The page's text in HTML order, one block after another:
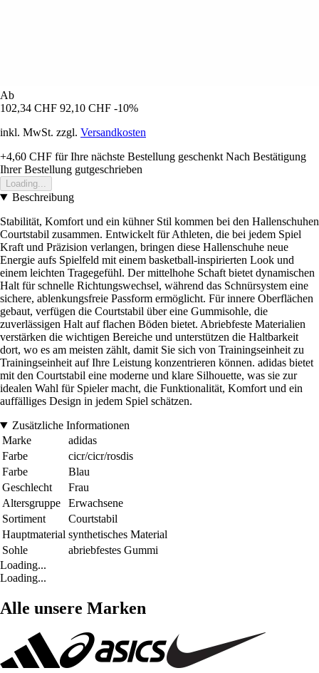
Ab
102,34 CHF 92,10 CHF -10%
inkl. MwSt. zzgl. Versandkosten
+4,60 CHF für Ihre nächste Bestellung geschenkt Nach Bestätigung
Ihrer Bestellung gutgeschrieben
Loading...
Beschreibung
Stabilität, Komfort und ein kühner Stil kommen bei den Hallenschuhen
Courtstabil zusammen. Entwickelt für Athleten, die bei jedem Spiel
Kraft und Präzision verlangen, bringen diese Hallenschuhe neue
Energie aufs Spielfeld mit einem basketball-inspirierten Look und
einem leichten Tragegefühl. Der mittelhohe Schaft bietet dynamischen
Halt für schnelle Richtungswechsel, während das Schnürsystem eine
sichere, ablenkungsfreie Passform ermöglicht. Für innere Oberflächen
gebaut, verfügen die Courtstabil über eine Gummisohle, die
zuverlässigen Halt auf flachen Böden bietet. Abriebfeste Materialien
verstärken die wichtigen Bereiche und unterstützen die Haltbarkeit
dort, wo es am meisten zählt, damit Sie sich von Trainingseinheit zu
Trainingseinheit auf Ihre Leistung konzentrieren können. adidas bietet
mit den Courtstabil eine moderne und klare Silhouette, was sie zur
idealen Wahl für Spieler macht, die Funktionalität, Komfort und ein
auffälliges Design in jedem Spiel schätzen.
Zusätzliche Informationen
Marke
adidas
Farbe
cicr/cicr/rosdis
Farbe
Blau
Geschlecht
Frau
Altersgruppe
Erwachsene
Sortiment
Courtstabil
Hauptmaterial synthetisches Material
Sohle
abriebfestes Gummi
Loading...
Loading...
Alle unsere Marken